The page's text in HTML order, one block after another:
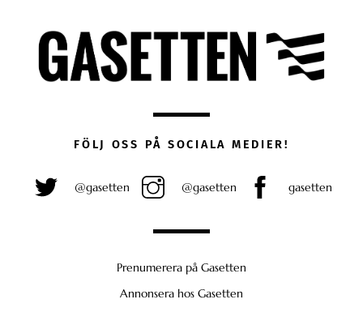
FÖLJ OSS PÅ SOCIALA MEDIER!
@gasetten @gasetten gasetten
Prenumerera på Gasetten
Annonsera hos Gasetten